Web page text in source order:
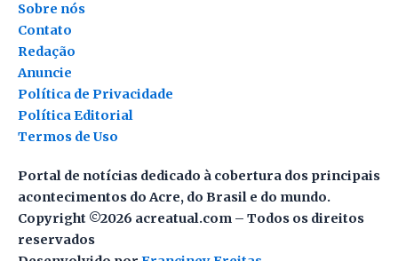
Contato
Redação
Anuncie
Política de Privacidade
Política Editorial
Termos de Uso
Sobre nós
Portal de notícias dedicado à cobertura dos principais
acontecimentos do Acre, do Brasil e do mundo.
Copyright ©2026 acreatual.com – Todos os direitos
reservados